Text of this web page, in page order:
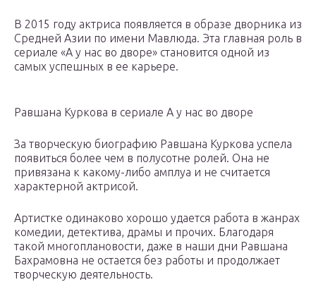
В 2015 году актриса появляется в образе дворника из
Средней Азии по имени Мавлюда. Эта главная роль в
сериале «А у нас во дворе» становится одной из
самых успешных в ее карьере.
Равшана Куркова в сериале А у нас во дворе
За творческую биографию Равшана Куркова успела
появиться более чем в полусотне ролей. Она не
привязана к какому-либо амплуа и не считается
характерной актрисой.
Артистке одинаково хорошо удается работа в жанрах
комедии, детектива, драмы и прочих. Благодаря
такой многоплановости, даже в наши дни Равшана
Бахрамовна не остается без работы и продолжает
творческую деятельность.